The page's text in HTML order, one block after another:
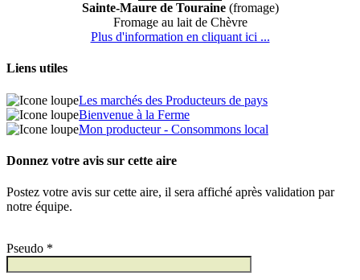
Sainte-Maure de Touraine(fromage)
Fromage au lait de Chèvre
Plus d'information en cliquant ici ...
Liens utiles
Les marchés des Producteurs de pays
Bienvenue à la Ferme
Mon producteur - Consommons local
Donnez votre avis sur cette aire
Postez votre avis sur cette aire, il sera affiché après validation par
notre équipe.
Pseudo *